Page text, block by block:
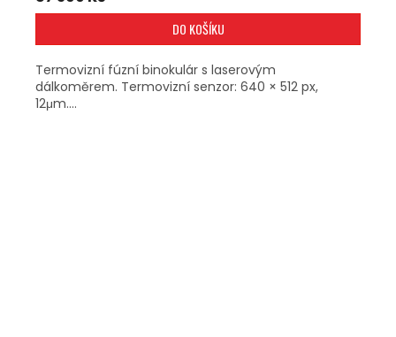
DO KOŠÍKU
Termovizní fúzní binokulár s laserovým
dálkoměrem. Termovizní senzor: 640 × 512 px,
12μm....